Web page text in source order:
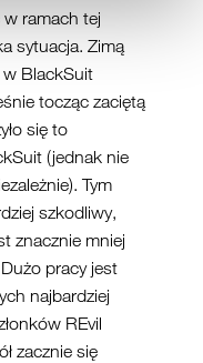
ramach tej
sytuacja. Zimą
w BlackSuit
tocząc zaciętą
się to
(jednak nie
Tym
szkodliwy,
znacznie mniej
pracy jest
najbardziej
REvil
zacznie się